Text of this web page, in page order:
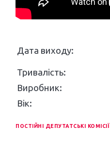
Дата виходу:
Тривалість:
Виробник:
Вік:
ПОСТІЙНІ ДЕПУТАТСЬКІ КОМІСІЇ